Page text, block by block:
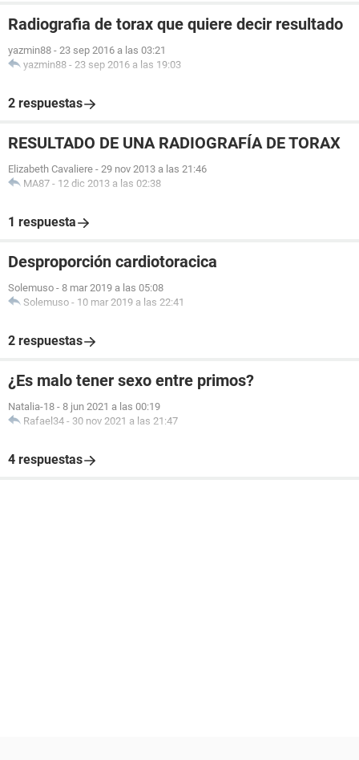
Radiografia de torax que quiere decir resultado
yazmin88 - 23 sep 2016 a las 03:21
yazmin88 - 23 sep 2016 a las 19:03
2 respuestas
RESULTADO DE UNA RADIOGRAFÍA DE TORAX
Elizabeth Cavaliere - 29 nov 2013 a las 21:46
MA87 - 12 dic 2013 a las 02:38
1 respuesta
Desproporción cardiotoracica
Solemuso - 8 mar 2019 a las 05:08
Solemuso - 10 mar 2019 a las 22:41
2 respuestas
¿Es malo tener sexo entre primos?
Natalia-18 - 8 jun 2021 a las 00:19
Rafael34 - 30 nov 2021 a las 21:47
4 respuestas